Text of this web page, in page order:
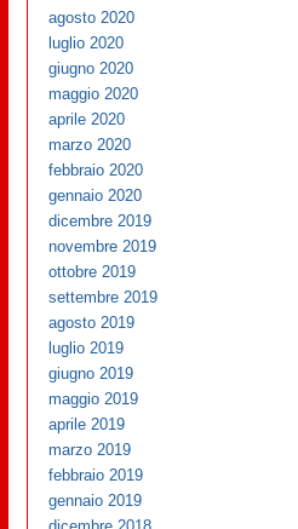
agosto 2020
luglio 2020
giugno 2020
maggio 2020
aprile 2020
marzo 2020
febbraio 2020
gennaio 2020
dicembre 2019
novembre 2019
ottobre 2019
settembre 2019
agosto 2019
luglio 2019
giugno 2019
maggio 2019
aprile 2019
marzo 2019
febbraio 2019
gennaio 2019